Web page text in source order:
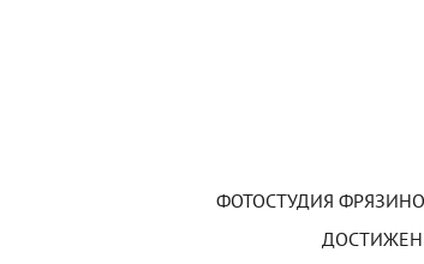
ФОТОСТУДИЯ